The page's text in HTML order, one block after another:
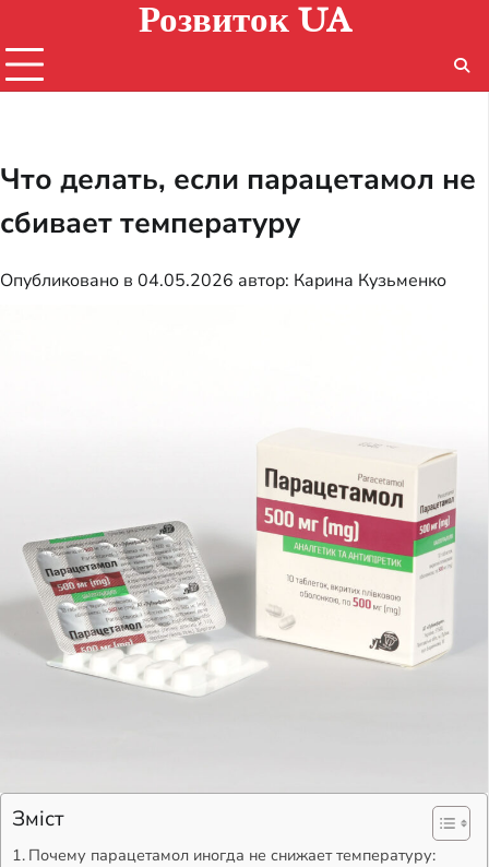
содержимому
Розвиток UA
Что делать, если парацетамол не
сбивает температуру
Опубликовано в 04.05.2026 автор: Карина Кузьменко
Зміст
Почему парацетамол иногда не снижает температуру: